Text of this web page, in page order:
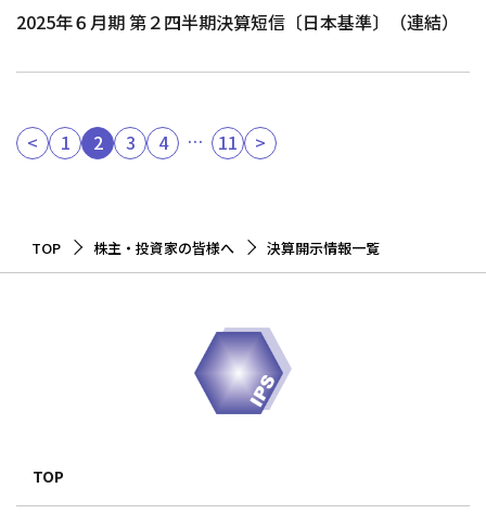
2025年６月期 第２四半期決算短信〔日本基準〕（連結）
< 1 2 3 4 … 11 >
TOP 株主・投資家の皆様へ 決算開示情報一覧
TOP